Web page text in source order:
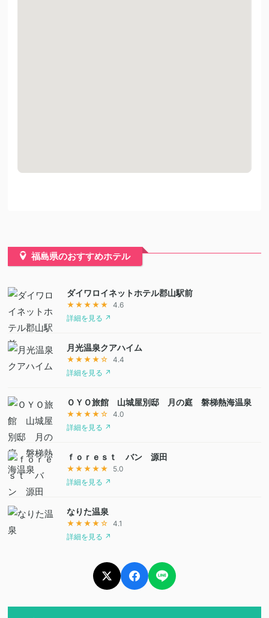
福島県のおすすめホテル
ダイワロイネットホテル郡山駅前
★★★★★
4.6
詳細を見る ↗
月光温泉クアハイム
★★★★☆
4.4
詳細を見る ↗
ＯＹＯ旅館 山城屋別邸 月の庭 磐梯熱海温泉
★★★★☆
4.0
詳細を見る ↗
ｆｏｒｅｓｔ バン 源田
★★★★★
5.0
詳細を見る ↗
なりた温泉
★★★★☆
4.1
詳細を見る ↗